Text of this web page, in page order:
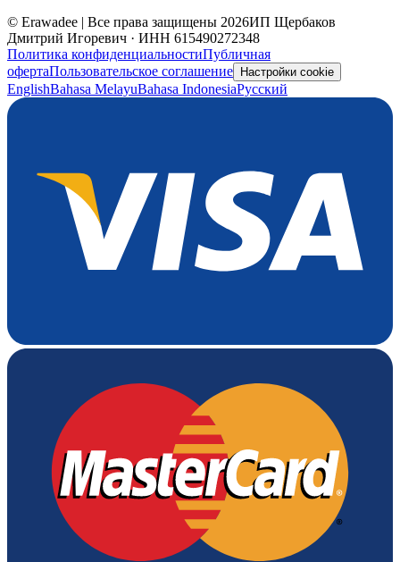
© Erawadee | Все права защищены 2026ИП Щербаков
Дмитрий Игоревич · ИНН 615490272348
Политика конфиденциальностиПубличная
офертаПользовательское соглашение Настройки cookie
EnglishBahasa MelayuBahasa IndonesiaРусский